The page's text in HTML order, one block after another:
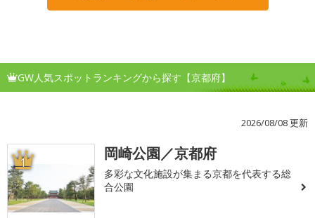
GW人気スポットランキングから探す【京都府】
2026/08/08 更新
1 岡崎公園／京都府
多彩な文化施設が集まる京都を代表する総
合公園